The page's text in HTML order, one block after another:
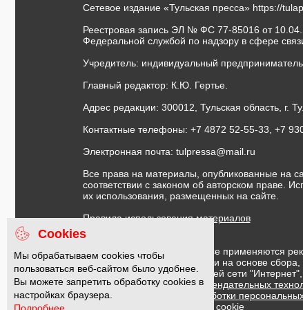
Сетевое издание «Тульская пресса» https://
Реестровая запись ЭЛ № ФС 77-85016 от
Федеральной службой по надзору в сфере
Учредитель: индивидуальный
Главный редактор: К.Ю. Гертье.
Адрес редакции: 300012, Тульская область, г.
Контактные телефоны: +7 4872 52-55-33, +7
Электронная почта: tulpressa@mail.ru
Все права на материалы, опубликованные на
соответствии с законом об авторском праве.
их использования, размещенных на сайте.
Правила использования материалов
Договор публичной оферты
На информационном ресурсе применяются
предоставления информации на основе сбора,
предпочтениям пользователей сети
Правила применения рекомендательных
Политика в отношении обработки
Политика обработки файлов cookie
Cookies
Мы обрабатываем cookies чтобы
пользоваться веб-сайтом было удобнее.
Вы можете запретить обработку cookies в
настройках браузера.